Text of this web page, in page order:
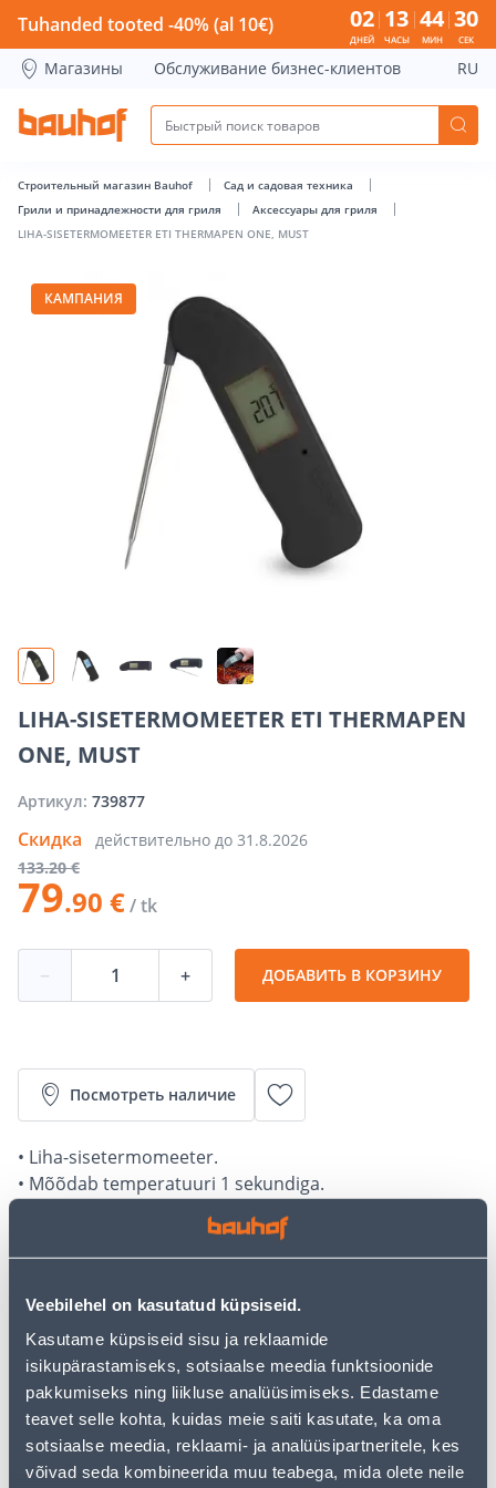
Veebilehel on kasutatud küpsiseid.
Kasutame küpsiseid sisu ja reklaamide
isikupärastamiseks, sotsiaalse meedia funktsioonide
pakkumiseks ning liikluse analüüsimiseks. Edastame
teavet selle kohta, kuidas meie saiti kasutate, ka oma
sotsiaalse meedia, reklaami- ja analüüsipartneritele, kes
võivad seda kombineerida muu teabega, mida olete neile
LIHA-SISETERMOMEETER ETI THERMAPEN ONE, MUST -
Tuhanded tooted -40% (al 10€) 02
ДНЕЙ
13
ЧАСЫ
44
МИН
29
СЕК
Магазины Обслуживание бизнес-клиентов RU
Строительный магазин Bauhof
Сад и садовая техника
Грили и принадлежности для гриля
Аксессуары для гриля
LIHA-SISETERMOMEETER ETI THERMAPEN ONE, MUST
КАМПАНИЯ
LIHA-SISETERMOMEETER ETI THERMAPEN
ONE, MUST
Артикул: 739877
Скидка действительно до 31.8.2026
133.20 €
79.90 €/ tk
− + ДОБАВИТЬ В КОРЗИНУ
Посмотреть наличие
• Liha-sisetermomeeter.
• Mõõdab temperatuuri 1 sekundiga.
• Kokkupandav roostevaba terasest mõõtevarras.
• 14-päevane tagastusõigus.
Калькулятор рассрочки
Депозит
Ежемесячный платеж 13.32 €